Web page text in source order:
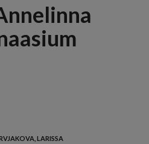
LARISSA